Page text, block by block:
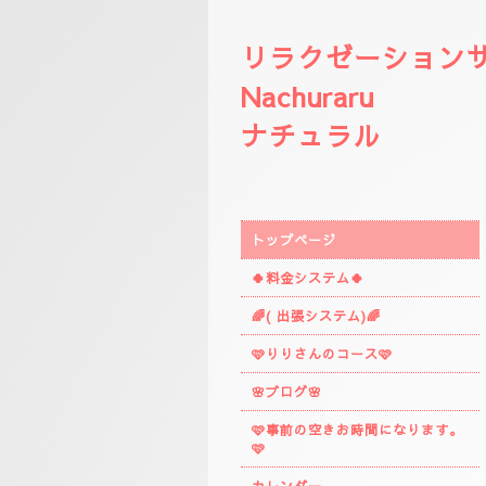
リラクゼーション
Nachuraru
ナチュラル
トップページ
🍀料金システム🍀
🌈( 出張システム)🌈
🩷りりさんのコース🩷
🌸ブログ🌸
🩷事前の空きお時間になります。
🩷